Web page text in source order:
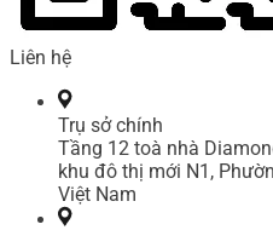
Liên hệ
Trụ sở chính
Tầng 12 toà nhà
khu đô thị mới N1,
Việt Nam